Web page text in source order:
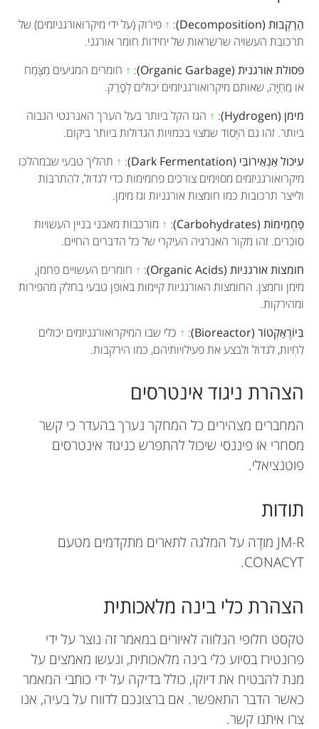
הֵרָקְבוּת (Decomposition) :
↑ פירוק (על ידי מיקרואורגניזמים) של
תרכובת העשויה שרשראות של יחידות חומר אורגני.
פסולת אורגנית (Organic Garbage)
:
↑ חומרים המגיעים מִצֶּמַח
או מֵחַיָּה, שאותם מיקרואורגניזמים יכולים לְפָרֵק.
מימן (Hydrogen)
:
↑ הגז הקל ביותר בעל הערך האנרגטי הגבוה
ביותר. זהו גם היְּסוֹד שמצוי בכמויות הגדולות ביותר ביקום.
עיכול אַנְאֵירוֹבִּי (Dark Fermentation)
:
↑ תהליך טבעי שבמהלכו
מיקרואורגניזמים מסוימים צורכים פחמימות כדי לגדול, להִתרבּוֹת
ולייצר תרכובות כמו חומצות אורגניות וגז מימן.
פַּחְמֵימוֹת (Carbohydrates)
:
↑ מורכבוֹת מאבני בניין העשויות
סוכרים. זהו מקור האנרגיה העיקרי של כל הדברים החיים.
חומצות אורגניות (Organic Acids)
:
↑ חומרים העשויים פחמן,
מימן וחמצן. החומצות האורגניות קיימות באופן טבעי בחלק מהפירות
ומהירקות.
בִּיוֹרֶאַקְטוֹר (Bioreactor)
:
↑ כלי שבו המיקרואורגניזמים יכולים
לִחְיות, לגדול ולבצע את פעילויותיהם, כמו הירקבות.
הצהרת ניגוד אינטרסים
המחברים מצהירים כל המחקר נערך בהעדר כי קשר
מסחרי או פיננסי שיכול להתפרש כניגוד אינטרסים
פוטנציאלי.
תודות
JM-R מודֶה על המלגה לתארים מתקדמים מטעם
CONACYT.
הצהרת כלי בינה מלאכותית
טקסט חלופי הנלווה לאיורים במאמר זה נוצר על ידי
פרונטירז בסיוע כלי בינה מלאכותית, ונעשו מאמצים על
מנת להבטיח את דיוקו, כולל בדיקה על ידי כותבי המאמר
כאשר הדבר התאפשר. אם ברצונכם לדווח על בעיה, אנו
צרו איתנו קשר.